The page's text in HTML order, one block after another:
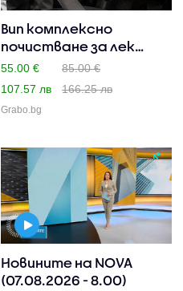
Вип комплексно
почистване за лек
автомобил
55.00 €
85.00 €
107.57 лв
166.25 лв
Grabo.bg
Новините на NOVA
(07.08.2026 - 8.00)